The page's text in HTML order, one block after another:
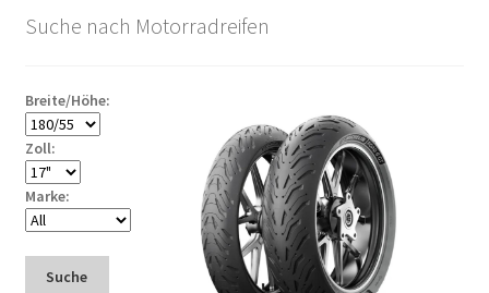
Suche nach Motorradreifen
Breite/Höhe:
Zoll:
Marke:
Suche